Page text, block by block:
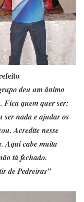
deu um ânimo
Fica quem quer ser:
ser nada e ajudar os
Acredite nesse
Aqui cabe muita
tá fechado.
de Pedreiras”